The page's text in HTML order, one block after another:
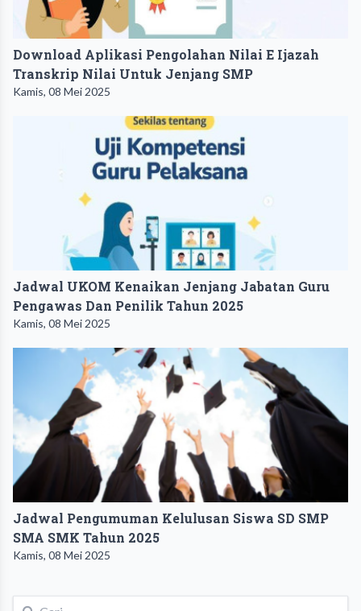
Download Aplikasi Pengolahan Nilai E Ijazah
Transkrip Nilai Untuk Jenjang SMP
Kamis, 08 Mei 2025
Jadwal UKOM Kenaikan Jenjang Jabatan Guru
Pengawas Dan Penilik Tahun 2025
Kamis, 08 Mei 2025
Jadwal Pengumuman Kelulusan Siswa SD SMP
SMA SMK Tahun 2025
Kamis, 08 Mei 2025